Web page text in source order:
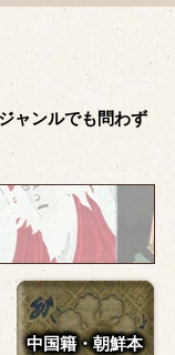
ャンルでも問わず
中国籍・朝鮮本